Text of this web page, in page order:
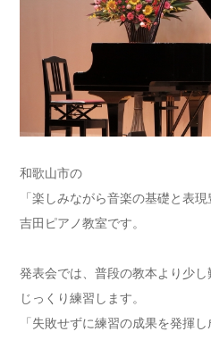
和歌山市の
「楽しみながら音楽の基礎と表
吉田ピアノ教室です。
発表会では、普段の教本より少し
じっくり練習します。
「失敗せずに練習の成果を発揮